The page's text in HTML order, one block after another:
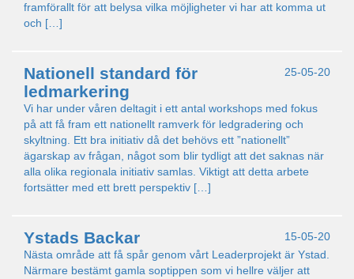
framförallt för att belysa vilka möjligheter vi har att komma ut
och […]
25-05-20
Nationell standard för
ledmarkering
Vi har under våren deltagit i ett antal workshops med fokus
på att få fram ett nationellt ramverk för ledgradering och
skyltning. Ett bra initiativ då det behövs ett ”nationellt”
ägarskap av frågan, något som blir tydligt att det saknas när
alla olika regionala initiativ samlas. Viktigt att detta arbete
fortsätter med ett brett perspektiv […]
15-05-20
Ystads Backar
Nästa område att få spår genom vårt Leaderprojekt är Ystad.
Närmare bestämt gamla soptippen som vi hellre väljer att